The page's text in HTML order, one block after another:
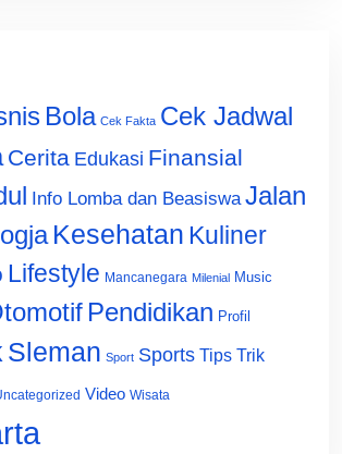
Bola Cek Fakta Cek Jadwal
Cerita Edukasi Finansial
Info Lomba dan Beasiswa Jalan
Kesehatan Kuliner
Lifestyle Mancanegara Milenial Music
Pendidikan Profil
Sleman Sport Sports Tips Trik
Video Wisata